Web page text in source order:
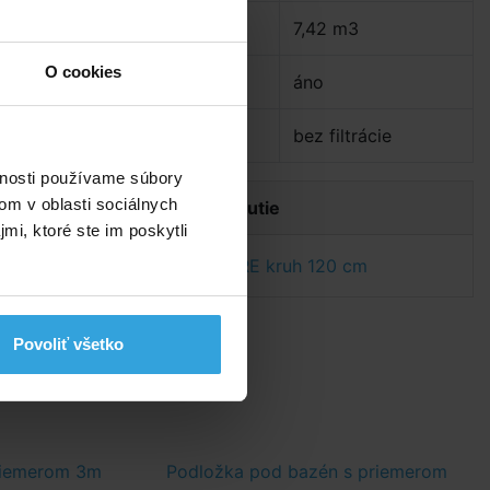
O cookies
používame súbory
v oblasti sociálnych
ktoré ste im poskytli
Povoliť všetko
7,42 m3
Celoročné: áno
bez filtrácie
Dokumenty na stiahnutie
Návod na bazén GRE kruh 120 cm
3m
Podložka pod bazén s priemerom